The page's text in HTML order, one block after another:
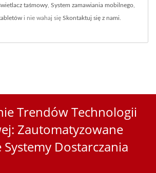
taśmowy System zamawiania mobilnego
i nie wahaj się Skontaktuj się z nami
Trendów Technologii
Zautomatyzowane
Dostarczania